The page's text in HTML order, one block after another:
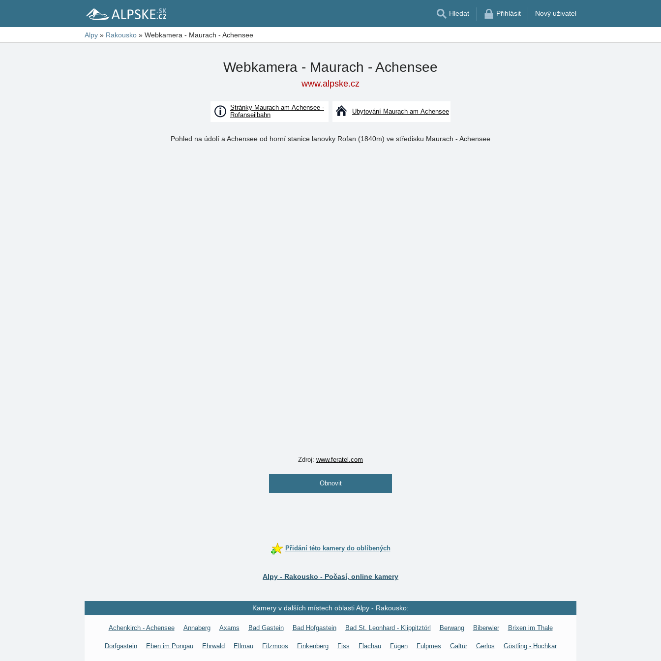
Hledat Přihlásit Nový uživatel
Alpy » Rakousko » Webkamera - Maurach - Achensee
Webkamera - Maurach - Achensee
www.alpske.cz
Stránky Maurach am Achensee -
Rofanseilbahn
Ubytování Maurach am Achensee
Pohled na údolí a Achensee od horní stanice lanovky Rofan (1840m) ve středisku Maurach - Achensee
Zdroj: www.feratel.com
Obnovit
Přidání této kamery do oblíbených
Alpy - Rakousko - Počasí, online kamery
Kamery v dalších místech oblasti Alpy - Rakousko:
Achenkirch - Achensee Annaberg Axams Bad Gastein Bad Hofgastein Bad St. Leonhard - Klippitztörl Berwang Biberwier Brixen im Thale
Dorfgastein Eben im Pongau Ehrwald Ellmau Filzmoos Finkenberg Fiss Flachau Fügen Fulpmes Galtür Gerlos Göstling - Hochkar